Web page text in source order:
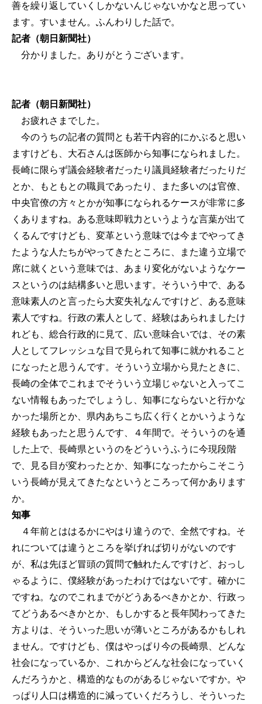
善を繰り返していくしかないんじゃないかなと思ってい
ます。すいません。ふんわりした話で。
記者（朝日新聞社）
分かりました。ありがとうございます。
記者（朝日新聞社）
お疲れさまでした。
今のうちの記者の質問とも若干内容的にかぶると思い
ますけども、大石さんは医師から知事になられました。
長崎に限らず議会経験者だったり議員経験者だったりだ
とか、もともとの職員であったり、また多いのは官僚、
中央官僚の方々とかが知事になられるケースが非常に多
くありますね。ある意味即戦力というような言葉が出て
くるんですけども、変革という意味では今までやってき
たような人たちがやってきたところに、また違う立場で
席に就くという意味では、あまり変化がないようなケー
スというのは結構多いと思います。そういう中で、ある
意味素人のと言ったら大変失礼なんですけど、ある意味
素人ですね。行政の素人として、経験はあられましたけ
れども、総合行政的に見て、広い意味合いでは、その素
人としてフレッシュな目で見られて知事に就かれること
になったと思うんです。そういう立場から見たときに、
長崎の全体でこれまでそういう立場じゃないと入ってこ
ない情報もあったでしょうし、知事にならないと行かな
かった場所とか、県内あちこち広く行くとかいうような
経験もあったと思うんです、４年間で。そういうのを通
した上で、長崎県というのをどういうふうに今現段階
で、見る目が変わったとか、知事になったからこそこう
いう長崎が見えてきたなというところって何かあります
か。
知事
４年前とははるかにやはり違うので、全然ですね。そ
れについては違うところを挙げれば切りがないのです
が、私は先ほど冒頭の質問で触れたんですけど、おっし
ゃるように、僕経験があったわけではないです。確かに
ですね。なのでこれまでがどうあるべきかとか、行政っ
てどうあるべきかとか、もしかすると長年関わってきた
方よりは、そういった思いが薄いところがあるかもしれ
ません。ですけども、僕はやっぱり今の長崎県、どんな
社会になっているか、これからどんな社会になっていく
んだろうかと、構造的なものがあるじゃないですか。や
っぱり人口は構造的に減っていくだろうし、そういった